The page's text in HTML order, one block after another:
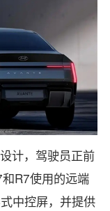
计，驾驶员正前
R7使用的远端
中控屏，并提供